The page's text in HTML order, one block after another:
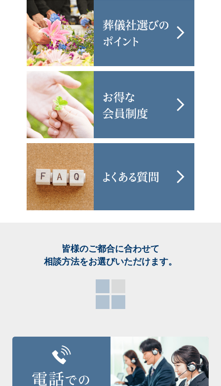
皆様のご都合に合わせて
相談方法をお選びいただけます。